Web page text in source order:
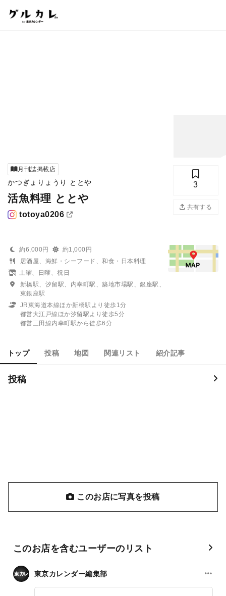
月刊誌掲載店
かつぎょりょうり ととや
活魚料理 ととや
totoya0206
3
共有する
約6,000円
約1,000円
居酒屋、海鮮・シーフード、和食・日本料理
土曜、日曜、祝日
新橋駅、汐留駅、内幸町駅、築地市場駅、銀座駅、
東銀座駅
JR東海道本線ほか新橋駅より徒歩1分
都営大江戸線ほか汐留駅より徒歩5分
都営三田線内幸町駅から徒歩6分
トップ 投稿 地図 関連リスト 紹介記事
投稿
このお店に写真を投稿
このお店を含むユーザーのリスト
東京カレンダー編集部